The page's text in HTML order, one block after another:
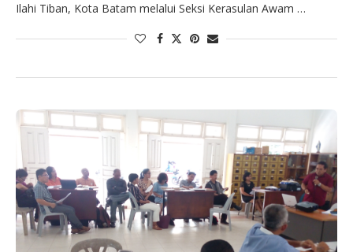
Ilahi Tiban, Kota Batam melalui Seksi Kerasulan Awam …